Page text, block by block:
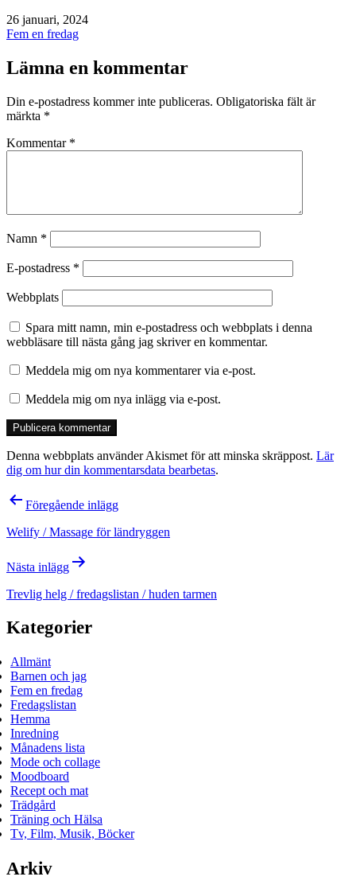
Publicerat
den
26 januari, 2024
Kategoriserat
Fem en fredag
Lämna en kommentar
Din e-postadress kommer inte publiceras. Obligatoriska fält är
märkta *
Kommentar *
Namn *
E-postadress *
Webbplats
Spara mitt namn, min e-postadress och webbplats i denna
webbläsare till nästa gång jag skriver en kommentar.
Meddela mig om nya kommentarer via e-post.
Meddela mig om nya inlägg via e-post.
Denna webbplats använder Akismet för att minska skräppost. Lär
dig om hur din kommentarsdata bearbetas.
Inläggsnavigering
Föregående inlägg
Welify / Massage för ländryggen
Nästa inlägg
Trevlig helg / fredagslistan / huden tarmen
Kategorier
Allmänt
Barnen och jag
Fem en fredag
Fredagslistan
Hemma
Inredning
Månadens lista
Mode och collage
Moodboard
Recept och mat
Trädgård
Träning och Hälsa
Tv, Film, Musik, Böcker
Arkiv